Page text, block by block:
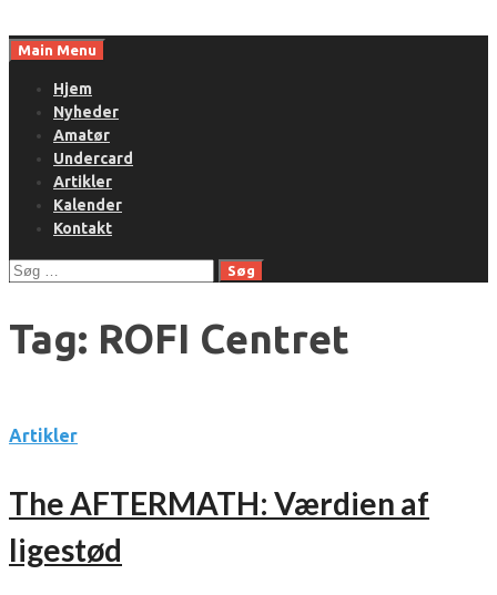
toMain Menu
Hjem
Nyheder
Amatør
Undercard
Artikler
Kalender
Kontakt
Søg
Tag: ROFI Centret
Artikler
The AFTERMATH: Værdien af
ligestød